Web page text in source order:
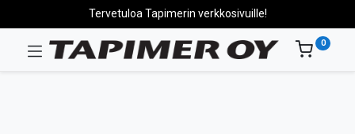
Tervetuloa Tapimerin verkkosivuille!
0